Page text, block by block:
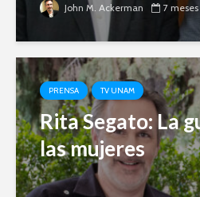
John M. Ackerman 7
PRENSA TV UNAM
Rita Segato: La
las mujeres